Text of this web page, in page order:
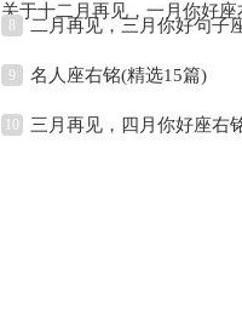
关于十二月再见，一月你好
8 二月再见，三月你好句子
9 名人座右铭(精选15篇)
10 三月再见，四月你好座右